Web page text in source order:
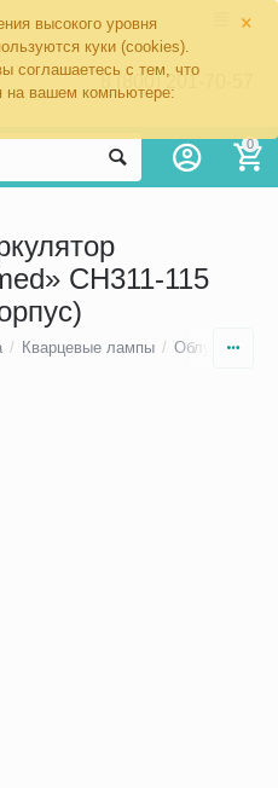
×
высокого уровня
куки (cookies).
соглашаетесь с тем, что
на вашем компьютере:
8 (800) 201-70-57
0
СН311-115
/ Кварцевые лампы / Облучатели-